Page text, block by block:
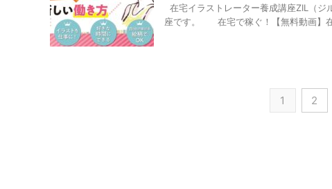
在宅イラストレーター養成講座ZIL（
座です。 在宅で稼ぐ！【無料動画】
1 2